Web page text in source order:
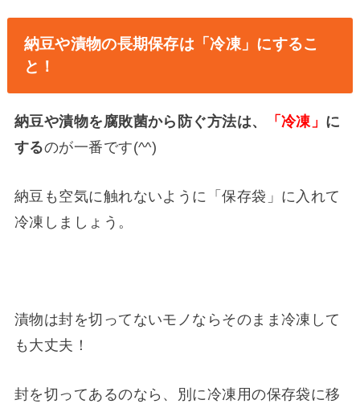
納豆や漬物の長期保存は「冷凍」にするこ
と！
納豆や漬物を腐敗菌から防ぐ方法は、 「冷凍」 に
するのが一番です(^^)
納豆も空気に触れないように「保存袋」に入れて
冷凍しましょう。
漬物は封を切ってないモノならそのまま冷凍して
も大丈夫！
封を切ってあるのなら、別に冷凍用の保存袋に移